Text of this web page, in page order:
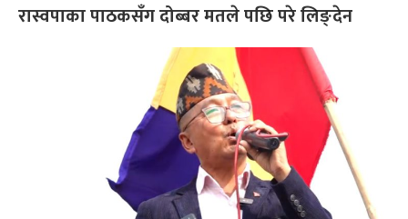
रास्वपाका पाठकसँग दोब्बर मतले पछि परे लिङ्देन